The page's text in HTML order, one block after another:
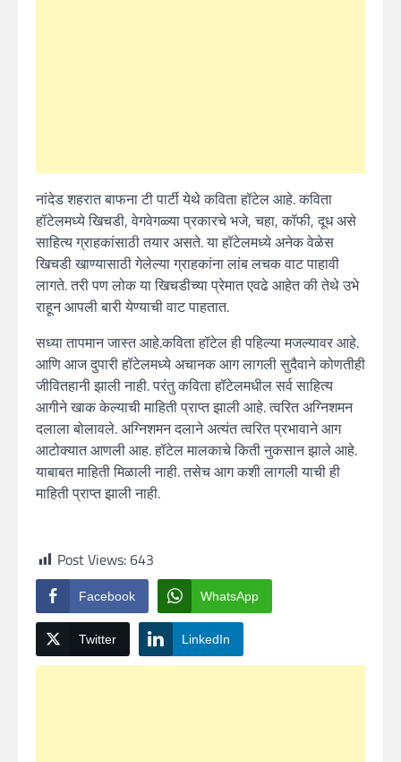
नांदेड शहरात बाफना टी पार्टी येथे कविता हॉटेल आहे. कविता
हॉटेलमध्ये खिचडी, वेगवेगळ्या प्रकारचे भजे, चहा, कॉफी, दूध असे
साहित्य ग्राहकांसाठी तयार असते. या हॉटेलमध्ये अनेक वेळेस
खिचडी खाण्यासाठी गेलेल्या ग्राहकांना लांब लचक वाट पाहावी
लागते. तरी पण लोक या खिचडीच्या प्रेमात एवढे आहेत की तेथे उभे
राहून आपली बारी येण्याची वाट पाहतात.
सध्या तापमान जास्त आहे.कविता हॉटेल ही पहिल्या मजल्यावर आहे.
आणि आज दुपारी हॉटेलमध्ये अचानक आग लागली सुदैवाने कोणतीही
जीवितहानी झाली नाही. परंतु कविता हॉटेलमधील सर्व साहित्य
आगीने खाक केल्याची माहिती प्राप्त झाली आहे. त्वरित अग्निशमन
दलाला बोलावले. अग्निशमन दलाने अत्यंत त्वरित प्रभावाने आग
आटोक्यात आणली आह. हॉटेल मालकाचे किती नुकसान झाले आहे.
याबाबत माहिती मिळाली नाही. तसेच आग कशी लागली याची ही
माहिती प्राप्त झाली नाही.
Post Views:643
Facebook WhatsApp
Twitter LinkedIn